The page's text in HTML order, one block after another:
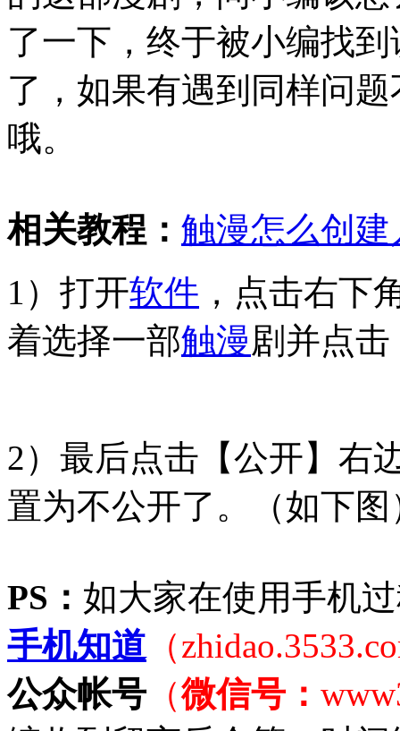
了一下，终于被小编找
了，如果有遇到同样问
哦。
相关教程： 触漫怎么创
1）打开软件 ，点击右下
着选择一部触漫剧并点
2）最后点击【公开】右
置为不公开了。（如下图
PS： 如大家在使用手机
手机知道 （
公众帐号（微信号：